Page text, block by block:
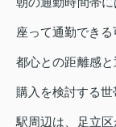
座って通勤できる
都心との距離感
購入を検討する世
駅周辺は、足立